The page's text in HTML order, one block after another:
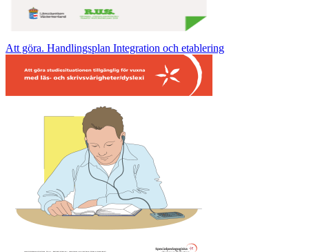
Att göra. Handlingsplan Integration och etablering